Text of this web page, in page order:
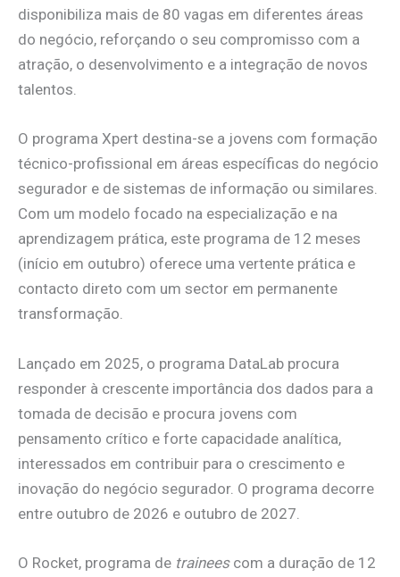
disponibiliza mais de 80 vagas em diferentes áreas
do negócio, reforçando o seu compromisso com a
atração, o desenvolvimento e a integração de novos
talentos.
O programa Xpert destina-se a jovens com formação
técnico-profissional em áreas específicas do negócio
segurador e de sistemas de informação ou similares.
Com um modelo focado na especialização e na
aprendizagem prática, este programa de 12 meses
(início em outubro) oferece uma vertente prática e
contacto direto com um sector em permanente
transformação.
Lançado em 2025, o programa DataLab procura
responder à crescente importância dos dados para a
tomada de decisão e procura jovens com
pensamento crítico e forte capacidade analítica,
interessados em contribuir para o crescimento e
inovação do negócio segurador. O programa decorre
entre outubro de 2026 e outubro de 2027.
O Rocket, programa de traineescom a duração de 12